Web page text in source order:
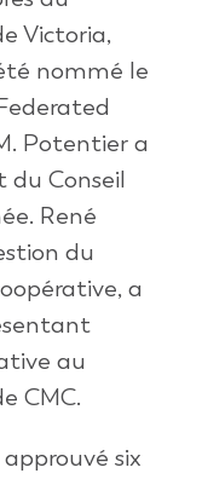
Victoria,
nommé le
Potentier a
du Conseil
René
du
a
au
CMC.
six